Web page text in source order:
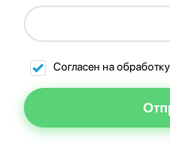
Согласен на обработку